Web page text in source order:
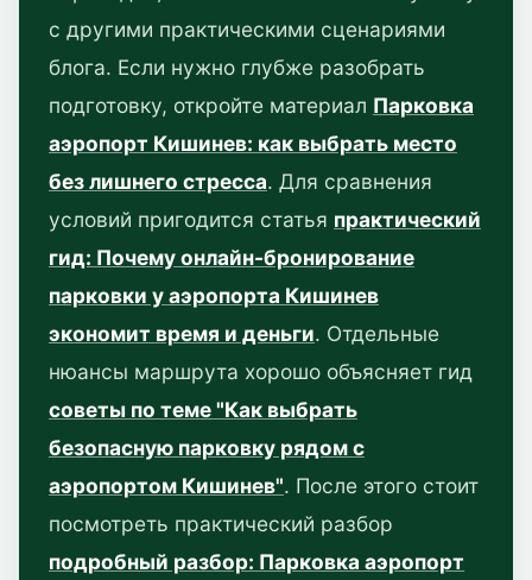
с другими практическими сценариями
блога. Если нужно глубже разобрать
подготовку, откройте материал Парковка
аэропорт Кишинев: как выбрать место
без лишнего стресса. Для сравнения
условий пригодится статья практический
гид: Почему онлайн-бронирование
парковки у аэропорта Кишинев
экономит время и деньги. Отдельные
нюансы маршрута хорошо объясняет гид
советы по теме "Как выбрать
безопасную парковку рядом с
аэропортом Кишинев". После этого стоит
посмотреть практический разбор
подробный разбор: Парковка аэропорт